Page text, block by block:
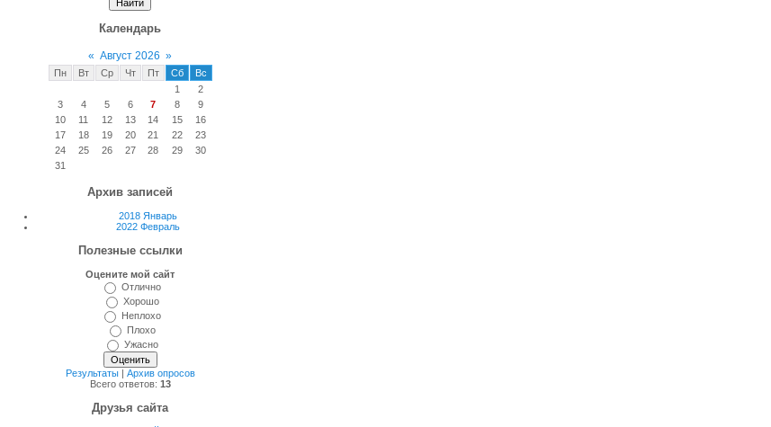
Календарь
« Август 2026 »
Пн Вт Ср Чт Пт Сб
Вс
1
2
3
4 5 6 7 8
9
10
11 12 13 14 15
16
17
18 19 20 21 22
23
24
25 26 27 28 29
30
31
Архив записей
2018 Январь
2022 Февраль
Полезные ссылки
Оцените мой сайт
Отлично
Хорошо
Неплохо
Плохо
Ужасно
Результаты| Архив опросов
Всего ответов: 13
Друзья сайта